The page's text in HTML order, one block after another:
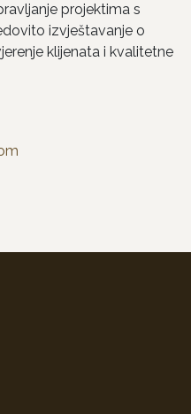
projektima s
izvještavanje o
klijenata i kvalitetne